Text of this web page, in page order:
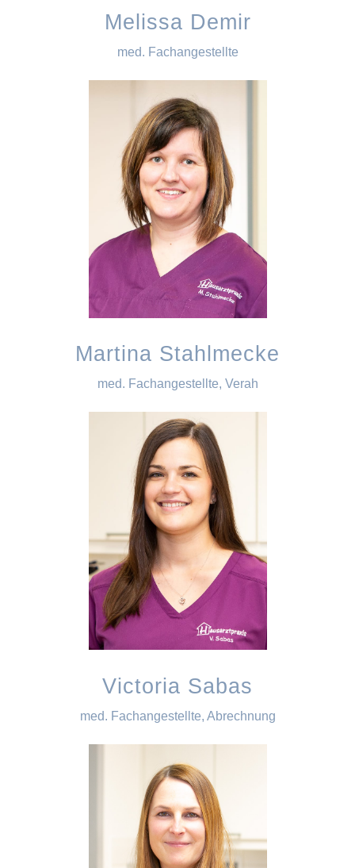
Melissa Demir
med. Fachangestellte
Martina Stahlmecke
med. Fachangestellte, Verah
Victoria Sabas
med. Fachangestellte, Abrechnung